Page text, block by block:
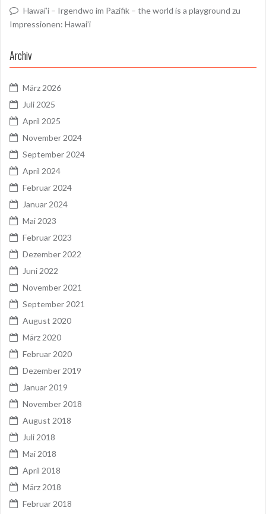
Hawai’i – Irgendwo im Pazifik – the world is a playground zu
Impressionen: Hawai’i
Archiv
März 2026
Juli 2025
April 2025
November 2024
September 2024
April 2024
Februar 2024
Januar 2024
Mai 2023
Februar 2023
Dezember 2022
Juni 2022
November 2021
September 2021
August 2020
März 2020
Februar 2020
Dezember 2019
Januar 2019
November 2018
August 2018
Juli 2018
Mai 2018
April 2018
März 2018
Februar 2018